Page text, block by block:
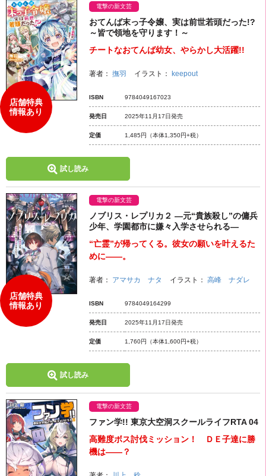
店舗特典
情報あり
電撃の新文芸
おてんば末っ子令嬢、実は前世若頭だった!?
～皆で領地を守ります！～
チートなおてんば幼女、やらかし大活躍!!
著者： 撫羽 イラスト： keepout
ISBN 9784049167023
発売日 2025年11月17日発売
定価 1,485円 （本体1,350円+税）
試し読み
店舗特典
情報あり
電撃の新文芸
ノブリス・レプリカ２ ―元“貴族殺し”の傭兵
少年、学園都市に嫌々入学させられる―
“亡霊”が帰ってくる。彼女の願いを叶えるた
めに――。
著者： アマサカ ナタ イラスト： 高峰 ナダレ
ISBN 9784049164299
発売日 2025年11月17日発売
定価 1,760円 （本体1,600円+税）
試し読み
電撃の新文芸
ファン学!! 東京大空洞スクールライフRTA 04
高難度ボス討伐ミッション！ ＤＥ子達に勝
機は――？